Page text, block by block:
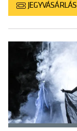
JEGYVÁSÁRLÁS